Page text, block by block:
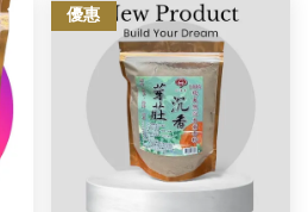
優惠